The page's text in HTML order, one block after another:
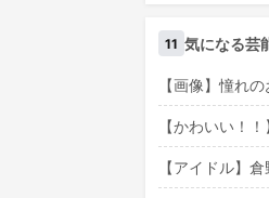
11 気になる芸
【画像】憧れ
【かわいい！
【アイドル】